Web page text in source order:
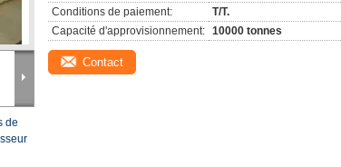
de
Conditions de paiement:
T/T.
Capacité d'approvisionnement: 10000 tonnes
Contact